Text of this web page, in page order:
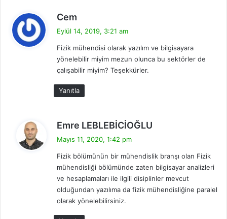
Cem
e
i
k
i
:
Eylül 14, 2019, 3:21 am
Fizik mühendisi olarak yazılım ve bilgisayara
yönelebilir miyim mezun olunca bu sektörler de
çalışabilir miyim? Teşekkürler.
Yanıtla
Emre LEBLEBİCİOĞLU
i
k
i
:
Mayıs 11, 2020, 1:42 pm
Fizik bölümünün bir mühendislik branşı olan Fizik
mühendisliği bölümünde zaten bilgisayar analizleri
ve hesaplamaları ile ilgili disiplinler mevcut
olduğundan yazılıma da fizik mühendisliğine paralel
olarak yönelebilirsiniz.